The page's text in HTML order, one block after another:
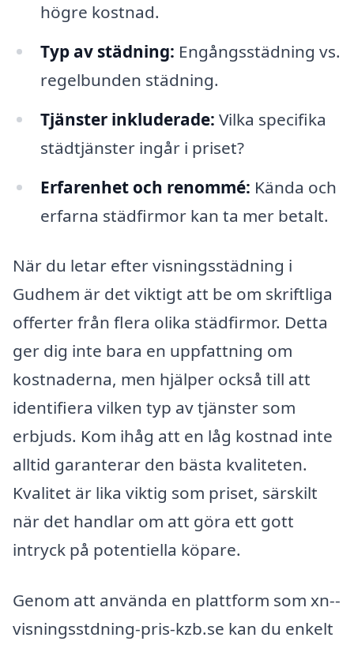
högre kostnad.
Typ av städning: Engångsstädning vs.
regelbunden städning.
Tjänster inkluderade: Vilka specifika
städtjänster ingår i priset?
Erfarenhet och renommé: Kända och
erfarna städfirmor kan ta mer betalt.
När du letar efter visningsstädning i
Gudhem är det viktigt att be om skriftliga
offerter från flera olika städfirmor. Detta
ger dig inte bara en uppfattning om
kostnaderna, men hjälper också till att
identifiera vilken typ av tjänster som
erbjuds. Kom ihåg att en låg kostnad inte
alltid garanterar den bästa kvaliteten.
Kvalitet är lika viktig som priset, särskilt
när det handlar om att göra ett gott
intryck på potentiella köpare.
Genom att använda en plattform som xn--
visningsstdning-pris-kzb.se kan du enkelt